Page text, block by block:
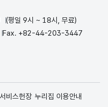
(평일 9시 ~ 18시, 무료)
Fax. +82-44-203-3447
비스헌장 누리집 이용안내